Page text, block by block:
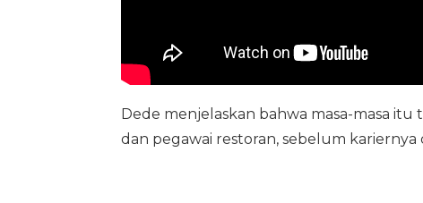
Dede menjelaskan bahwa masa-masa itu
dan pegawai restoran, sebelum